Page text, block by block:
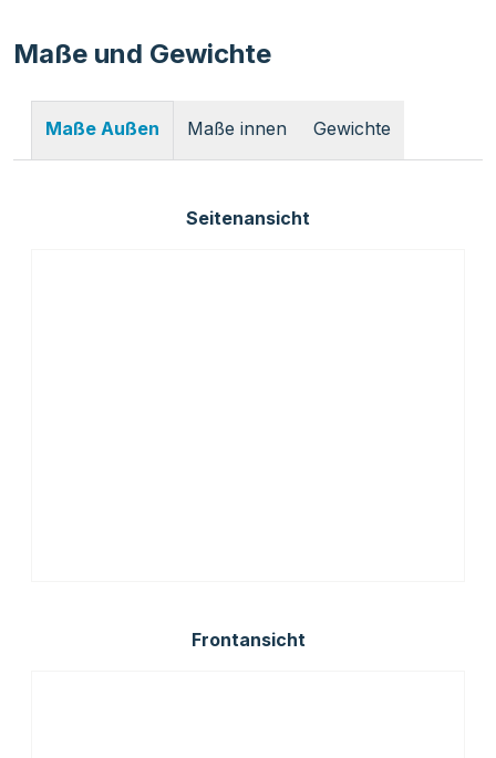
Maße und Gewichte
Maße Außen Maße innen Gewichte
Seitenansicht
Frontansicht